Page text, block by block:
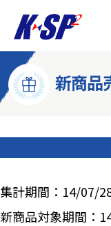
新商品
集計期間：14/07/
新商品対象期間：